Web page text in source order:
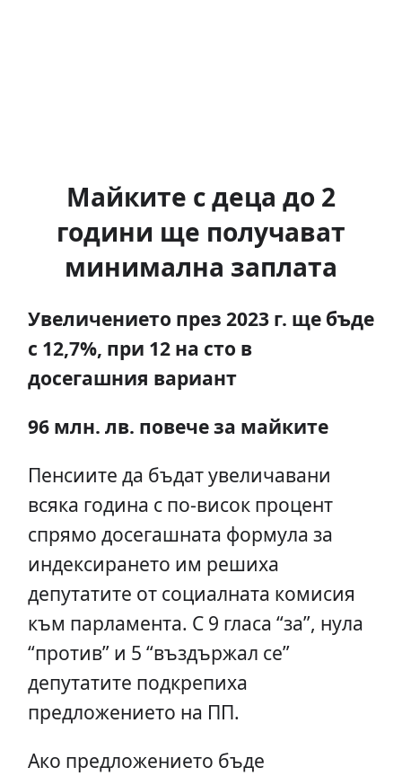
Майките с деца до 2
години ще получават
минимална заплата
Увеличението през 2023 г. ще бъде
с 12,7%, при 12 на сто в
досегашния вариант
96 млн. лв. повече за майките
Пенсиите да бъдат увеличавани
всяка година с по-висок процент
спрямо досегашната формула за
индексирането им решиха
депутатите от социалната комисия
към парламента. С 9 гласа “за”, нула
“против” и 5 “въздържал се”
депутатите подкрепиха
предложението на ПП.
Ако предложението бъде